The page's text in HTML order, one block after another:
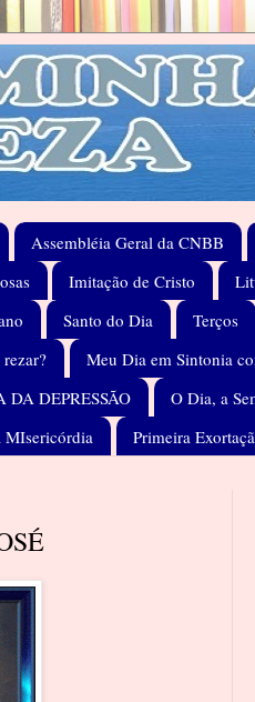
Assembléia Geral da CNBB
Imitação de Cristo
Santo do Dia
Terços
Meu Dia em Sintonia
DEPRESSÃO
O Dia, a
MIsericórdia Primeira